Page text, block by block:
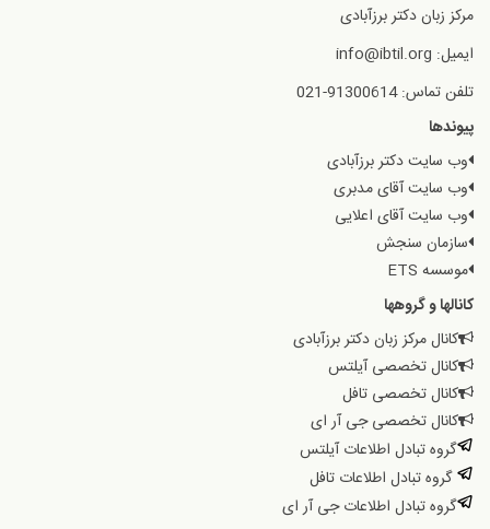
مرکز زبان دکتر برزآبادی
ایمیل: info@ibtil.org
تلفن تماس: 91300614-021
پیوندها
وب سایت دکتر برزآبادی
وب سایت آقای مدبری
وب سایت آقای اعلایی
سازمان سنجش
موسسه ETS
کانالها و گروهها
کانال مرکز زبان دکتر برزآبادی
کانال تخصصی آیلتس
کانال تخصصی تافل
کانال تخصصی جی آر ای
گروه تبادل اطلاعات آیلتس
گروه تبادل اطلاعات تافل
گروه تبادل اطلاعات جی آر ای